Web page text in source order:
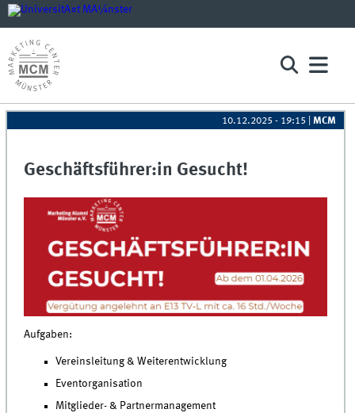
10.12.2025 - 19:15 |MCM
Geschäftsführer:in Gesucht!
Aufgaben:
Vereinsleitung & Weiterentwicklung
Eventorganisation
Mitglieder- & Partnermanagement